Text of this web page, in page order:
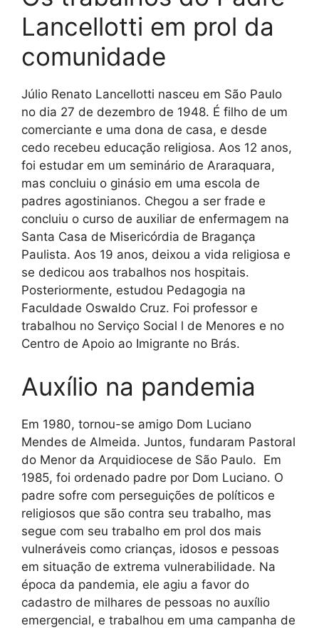
Lancellotti em prol da
comunidade
Júlio Renato Lancellotti nasceu em São Paulo
no dia 27 de dezembro de 1948. É filho de um
comerciante e uma dona de casa, e desde
cedo recebeu educação religiosa. Aos 12 anos,
foi estudar em um seminário de Araraquara,
mas concluiu o ginásio em uma escola de
padres agostinianos. Chegou a ser frade e
concluiu o curso de auxiliar de enfermagem na
Santa Casa de Misericórdia de Bragança
Paulista. Aos 19 anos, deixou a vida religiosa e
se dedicou aos trabalhos nos hospitais.
Posteriormente, estudou Pedagogia na
Faculdade Oswaldo Cruz. Foi professor e
trabalhou no Serviço Social l de Menores e no
Centro de Apoio ao Imigrante no Brás.
Auxílio na pandemia
Em 1980, tornou-se amigo Dom Luciano
Mendes de Almeida. Juntos, fundaram Pastoral
do Menor da Arquidiocese de São Paulo. Em
1985, foi ordenado padre por Dom Luciano. O
padre sofre com perseguições de políticos e
religiosos que são contra seu trabalho, mas
segue com seu trabalho em prol dos mais
vulneráveis como crianças, idosos e pessoas
em situação de extrema vulnerabilidade. Na
época da pandemia, ele agiu a favor do
cadastro de milhares de pessoas no auxílio
emergencial, e trabalhou em uma campanha de